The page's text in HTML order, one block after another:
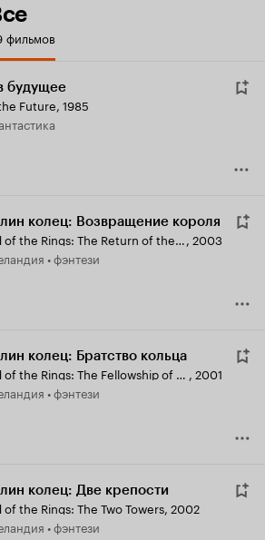
фильмов
будущее
Future, 1985
колец: Возвращение короля
The Lord of the Rings: The Return of the King, 2003
• фэнтези
колец: Братство кольца
The Lord of the Rings: The Fellowship of the Ring , 2001
• фэнтези
колец: Две крепости
of the Rings: The Two Towers, 2002
• фэнтези